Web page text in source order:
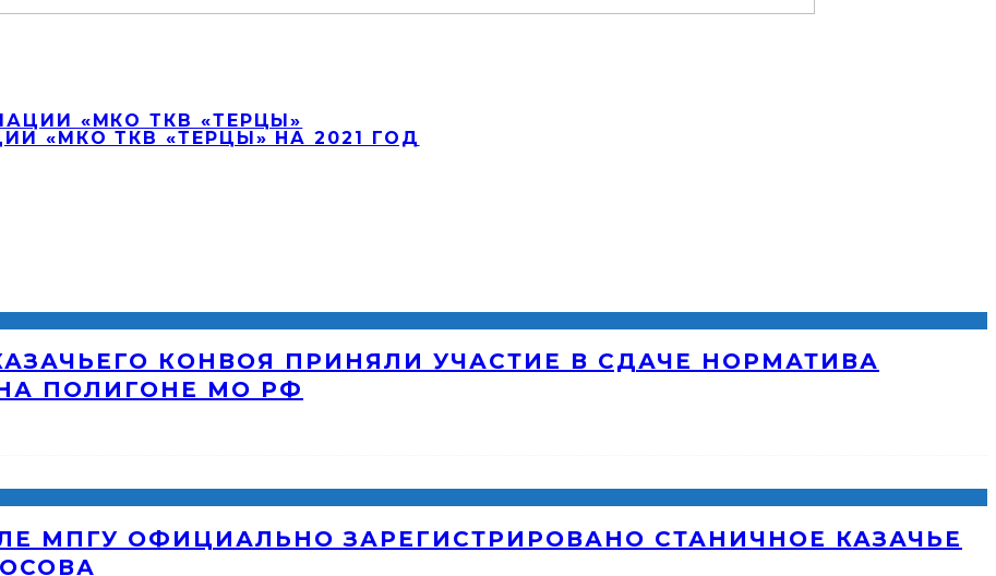
«МКО ТКВ «ТЕРЦЫ»
«МКО ТКВ «ТЕРЦЫ» НА 2021 ГОД
КОНВОЯ ПРИНЯЛИ УЧАСТИЕ В СДАЧЕ НОРМАТИВА
ПОЛИГОНЕ МО РФ
МПГУ ОФИЦИАЛЬНО ЗАРЕГИСТРИРОВАНО СТАНИЧНОЕ КАЗАЧЬЕ